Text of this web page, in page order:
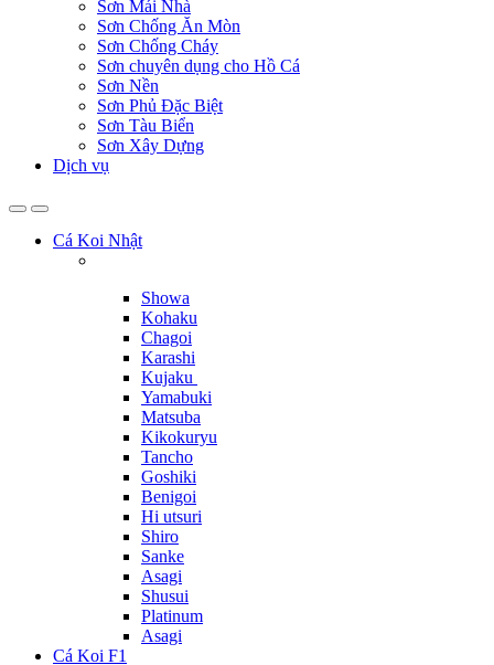
Sơn Mái Nhà
Sơn Chống Ăn Mòn
Sơn Chống Cháy
Sơn chuyên dụng cho Hồ Cá
Sơn Nền
Sơn Phủ Đặc Biệt
Sơn Tàu Biển
Sơn Xây Dựng
Dịch vụ
Cá Koi Nhật
Showa
Kohaku
Chagoi
Karashi
Kujaku
Yamabuki
Matsuba
Kikokuryu
Tancho
Goshiki
Benigoi
Hi utsuri
Shiro
Sanke
Asagi
Shusui
Platinum
Asagi
Cá Koi F1